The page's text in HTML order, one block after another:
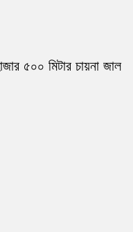
৫০০ মিটার চায়না জাল